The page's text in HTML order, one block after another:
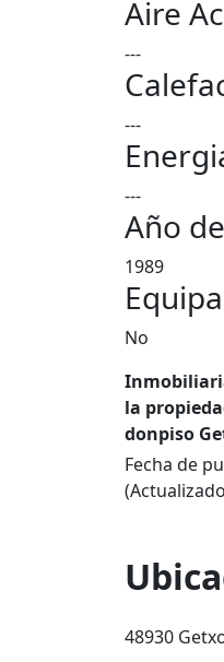
Aire
---
---
---
Año
1989
No
la
donpiso
Fecha de
48930